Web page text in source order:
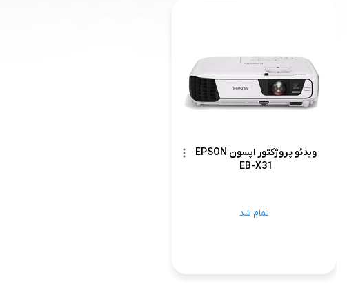
ویدئو پروژکتور اپسون EPSON
EB-X31
تمام شد